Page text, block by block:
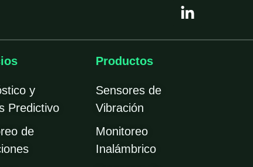
i
k
y
Predictivo
de
Productos
Sensores de
Vibración
Monitoreo
Inalámbrico